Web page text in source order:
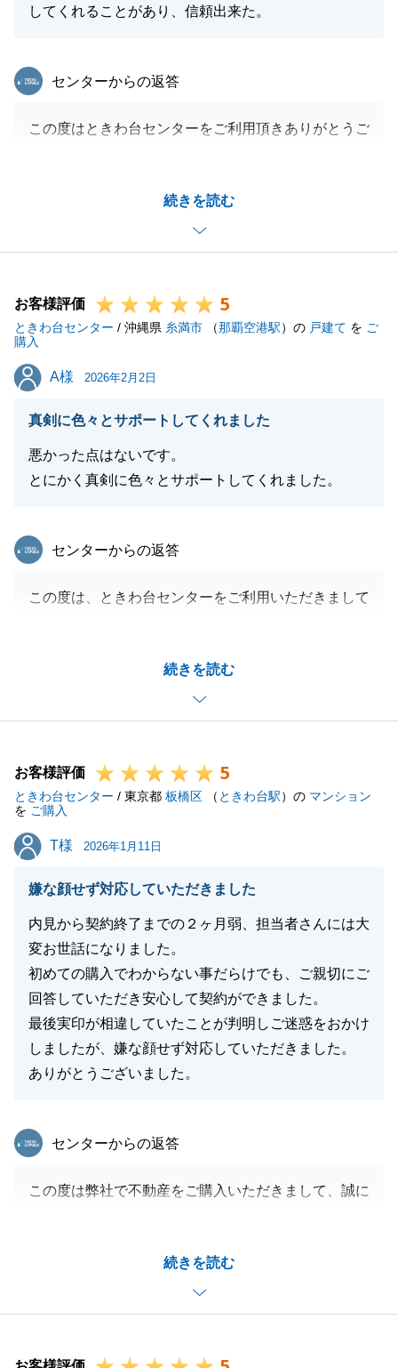
してくれることがあり、信頼出来た。
続きを読む
東急リバブル
センターからの返答
この度はときわ台センターをご利用頂きありがとうご
また、何かございましたらお気軽にお申し付けくださ
い。
閉じる
お客様評価 5
ときわ台センター / 沖縄県 糸満市 （那覇空港駅）の 戸建て を ご
購入
A様
A様 2026年2月2日
真剣に色々とサポートしてくれました
悪かった点はないです。
とにかく真剣に色々とサポートしてくれました。
続きを読む
東急リバブル
センターからの返答
この度は、ときわ台センターをご利用いただきまして
お役にたてたこと大変光栄でございます。
ご購入物件は遠方でしたがA様には現地確認を即行っ
ていただき、ご決済までの手続きにつきましても、事
行うことができました。
お褒めのお言葉をいただき大変光栄でございます。
今後も不動産においてご相談事項等ございましたら、
お気軽にご連絡下さいますようお願い申し上げます。
閉じる
お客様評価 5
ときわ台センター / 東京都 板橋区 （ ときわ台駅）の マンション
を ご購入
T様
T様 2026年1月11日
嫌な顔せず対応していただきました
内見から契約終了までの２ヶ月弱、担当者さんには大
変お世話になりました。
初めての購入でわからない事だらけでも、ご親切にご
回答していただき安心して契約ができました。
最後実印が相違していたことが判明しご迷惑をおかけ
しましたが、嫌な顔せず対応していただきました。
ありがとうございました。
続きを読む
東急リバブル
センターからの返答
この度は弊社で不動産をご購入いただきまして、誠に
応をいただいたお陰で、円滑にお取引を進めることが
今後も、不動産についてお困りごとがございました
何卒よろしくお願いいたします。